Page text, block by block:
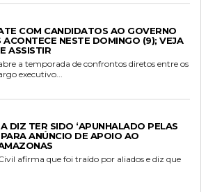
COM CANDIDATOS AO GOVERNO
NESTE DOMINGO (9); VEJA
ASSISTIR
a temporada de confrontos diretos entre os
executivo...
DIZ TER SIDO ‘APUNHALADO PELAS
ANÚNCIO DE APOIO AO
afirma que foi traído por aliados e diz que